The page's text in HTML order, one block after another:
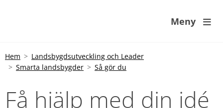
Meny 
Hem
Landsbygdsutveckling och Leader
Smarta landsbygder
Så gör du
Få hjälp med din idé